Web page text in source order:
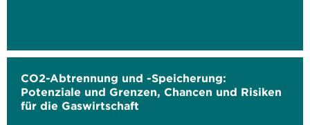
CO2-Abtrennung und -Speicherung:
Potenziale und Grenzen, Chancen und Risiken
für die Gaswirtschaft